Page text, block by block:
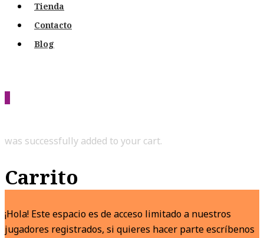
Tienda
Contacto
Blog
was successfully added to your cart.
Carrito
¡Hola! Este espacio es de acceso limitado a nuestros
jugadores registrados, si quieres hacer parte escríbenos